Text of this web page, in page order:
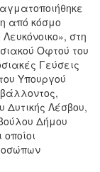
από κόσμο
στη
Οφτού του
Γεύσεις
Υπουργού
Λέσβου,
Δήμου